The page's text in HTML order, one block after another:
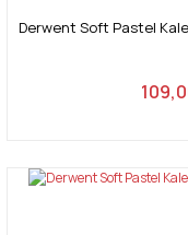
Derwent Soft Pastel